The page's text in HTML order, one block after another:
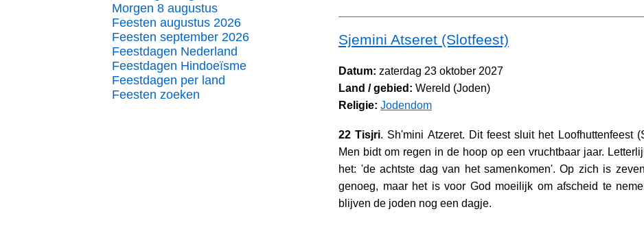
Morgen 8 augustus
Feesten augustus 2026
Feesten september 2026
Feestdagen Nederland
Feestdagen Hindoeïsme
Feestdagen per land
Feesten zoeken
Sjemini Atseret (Slotfeest)
Datum: zaterdag 23 oktober 2027
Land / gebied: Wereld (Joden)
Religie: Jodendom
22 Tisjri. Sh'mini Atzeret. Dit feest sluit het Loofhuttenfeest
Men bidt om regen in de hoop op een vruchtbaar jaar.
het: 'de achtste dag van het samenkomen'. Op zich is
genoeg, maar het is voor God moeilijk om afscheid te
blijven de joden nog een dagje.